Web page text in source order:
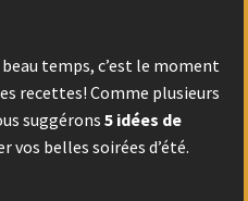
temps, c’est le moment
recettes! Comme plusieurs
suggérons 5 idées de
vos belles soirées d’été.